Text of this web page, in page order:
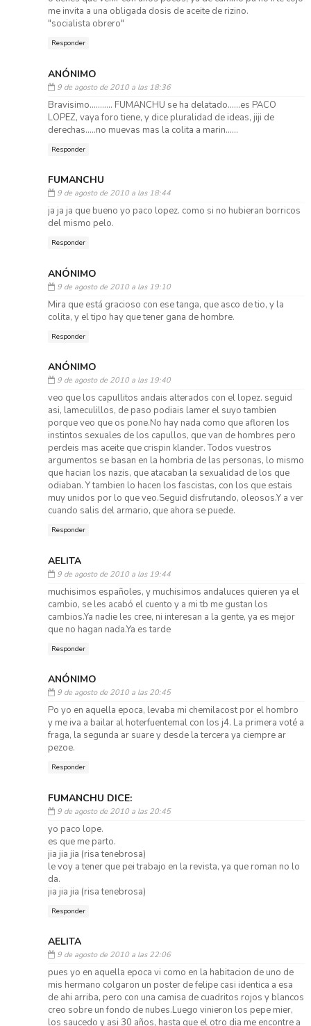
me invita a una obligada dosis de aceite de rizino.
"socialista obrero"
Responder
ANÓNIMO
9 de agosto de 2010 a las 18:36
Bravisimo........... FUMANCHU se ha delatado......es PACO
LOPEZ, vaya foro tiene, y dice pluralidad de ideas, jiji de
derechas.....no muevas mas la colita a marin......
Responder
FUMANCHU
9 de agosto de 2010 a las 18:44
ja ja ja que bueno yo paco lopez. como si no hubieran borricos
del mismo pelo.
Responder
ANÓNIMO
9 de agosto de 2010 a las 19:10
Mira que está gracioso con ese tanga, que asco de tio, y la
colita, y el tipo hay que tener gana de hombre.
Responder
ANÓNIMO
9 de agosto de 2010 a las 19:40
veo que los capullitos andais alterados con el lopez. seguid
asi, lameculillos, de paso podiais lamer el suyo tambien
porque veo que os pone.No hay nada como que afloren los
instintos sexuales de los capullos, que van de hombres pero
perdeis mas aceite que crispin klander. Todos vuestros
argumentos se basan en la hombria de las personas, lo mismo
que hacian los nazis, que atacaban la sexualidad de los que
odiaban. Y tambien lo hacen los fascistas, con los que estais
muy unidos por lo que veo.Seguid disfrutando, oleosos.Y a ver
cuando salis del armario, que ahora se puede.
Responder
AELITA
9 de agosto de 2010 a las 19:44
muchisimos españoles, y muchisimos andaluces quieren ya el
cambio, se les acabó el cuento y a mi tb me gustan los
cambios.Ya nadie les cree, ni interesan a la gente, ya es mejor
que no hagan nada.Ya es tarde
Responder
ANÓNIMO
9 de agosto de 2010 a las 20:45
Po yo en aquella epoca, levaba mi chemilacost por el hombro
y me iva a bailar al hoterfuentemal con los j4. La primera voté a
fraga, la segunda ar suare y desde la tercera ya ciempre ar
pezoe.
Responder
FUMANCHU DICE:
9 de agosto de 2010 a las 20:45
yo paco lope.
es que me parto.
jia jia jia (risa tenebrosa)
le voy a tener que pei trabajo en la revista, ya que roman no lo
da.
jia jia jia (risa tenebrosa)
Responder
AELITA
9 de agosto de 2010 a las 22:06
pues yo en aquella epoca vi como en la habitacion de uno de
mis hermano colgaron un poster de felipe casi identica a esa
de ahi arriba, pero con una camisa de cuadritos rojos y blancos
creo sobre un fondo de nubes.Luego vinieron los pepe mier,
los saucedo y asi 30 años, hasta que el otro dia me encontre a